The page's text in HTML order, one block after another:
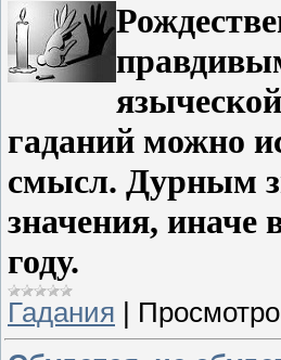
гаданий можно
смысл. Дурным
значения, иначе
году.
Гадания